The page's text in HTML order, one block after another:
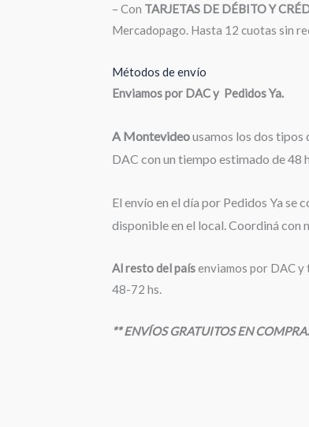
– Con TARJETAS DE DÉBITO Y
Mercadopago. Hasta 12 cuotas sin
Métodos de envío
Enviamos por DAC y Pedidos Ya.
A Montevideousamos los dos tipos
DAC con un tiempo estimado de 48
El envío en el día por Pedidos Ya se
disponible en el local. Coordiná con
Al resto del paísenviamos por DAC y
48-72 hs.
** ENVÍOS GRATUITOS EN